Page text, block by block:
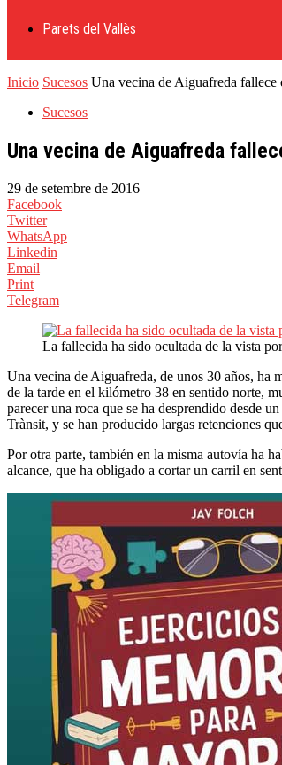
Parets del Vallès
Inicio Sucesos Una vecina de Aiguafreda fallece
Sucesos
Una vecina de Aiguafreda
29 de setembre de 2016
Facebook
Twitter
WhatsApp
Linkedin
Email
Print
Telegram
La fallecida ha sido ocultada de la vista
Una vecina de Aiguafreda, de unos 30 años, ha
de la tarde en el kilómetro 38 en sentido norte,
parecer una roca que se ha desprendido desde
Trànsit, y se han producido largas retenciones
Por otra parte, también en la misma autovía ha
alcance, que ha obligado a cortar un carril en